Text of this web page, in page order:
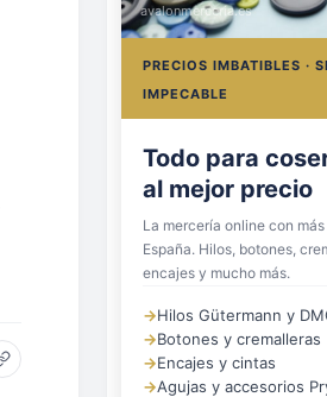
avalonmerceria.es
PRECIOS IMBATIBLES ·
IMPECABLE
Todo para
al mejor precio
La mercería online con
España. Hilos, botones,
encajes y mucho más.
→Hilos Gütermann y
→Botones y cremalleras
→Encajes y cintas
→Agujas y accesorios